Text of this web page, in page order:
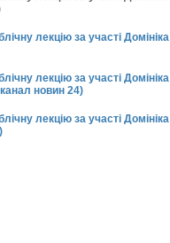
лекцію за участі Домініка
лекцію за участі Домініка
новин 24)
лекцію за участі Домініка